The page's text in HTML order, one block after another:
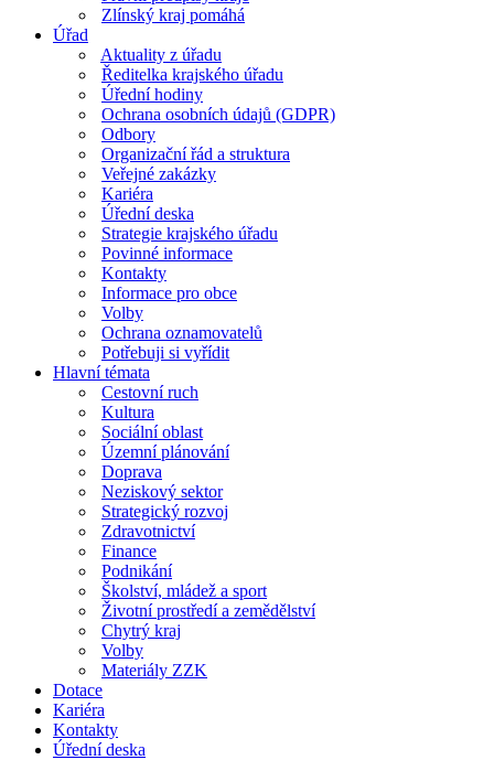
Zlínský kraj pomáhá
Úřad
Aktuality z úřadu
Ředitelka krajského úřadu
Úřední hodiny
Ochrana osobních údajů (GDPR)
Odbory
Organizační řád a struktura
Veřejné zakázky
Kariéra
Úřední deska
Strategie krajského úřadu
Povinné informace
Kontakty
Informace pro obce
Volby
Ochrana oznamovatelů
Potřebuji si vyřídit
Hlavní témata
Cestovní ruch
Kultura
Sociální oblast
Územní plánování
Doprava
Neziskový sektor
Strategický rozvoj
Zdravotnictví
Finance
Podnikání
Školství, mládež a sport
Životní prostředí a zemědělství
Chytrý kraj
Volby
Materiály ZZK
Dotace
Kariéra
Kontakty
Úřední deska